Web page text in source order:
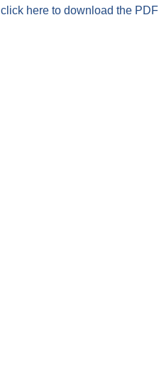
click here to download the